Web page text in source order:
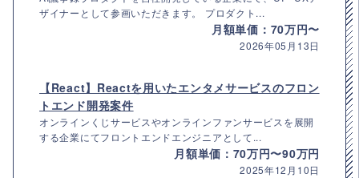
ザイナーとして参画いただきます。 プロダクト...
月額単価：70万円〜
2026年05月13日
【React】Reactを用いたエンタメサービスのフロン
トエンド開発案件
オンラインくじサービスやオンラインファンサービスを展開
する企業にてフロントエンドエンジニアとして...
月額単価：70万円〜90万円
2025年12月10日